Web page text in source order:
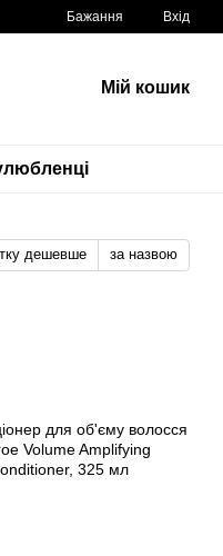
Бажання Вхід
Мій кошик
дешевше за назвою